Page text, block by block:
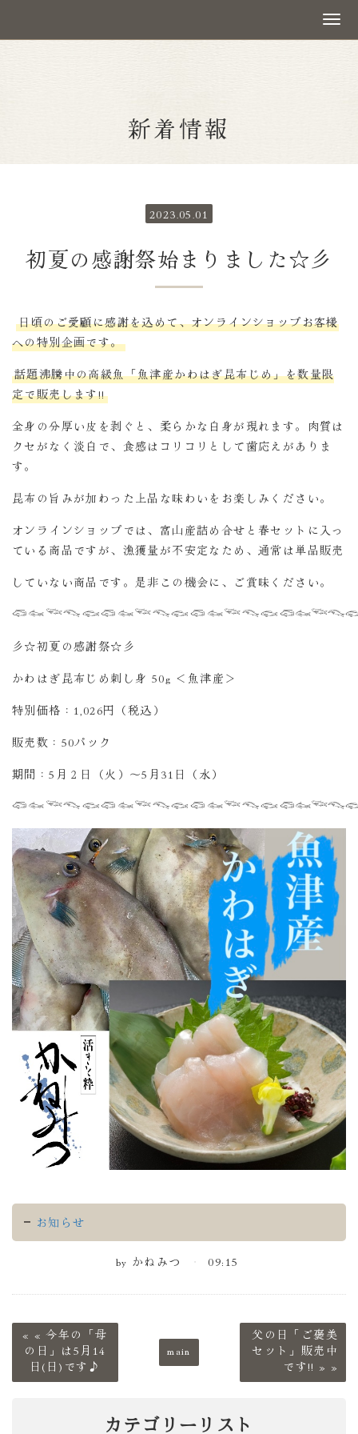
新着情報
2023.05.01
初夏の感謝祭始まりました☆彡
日頃のご愛顧に感謝を込めて、オンラインショップお客様
への特別企画です。
話題沸騰中の高級魚「魚津産かわはぎ昆布じめ」を数量限
定で販売します!!
全身の分厚い皮を剥ぐと、柔らかな白身が現れます。肉質は
クセがなく淡白で、食感はコリコリとして歯応えがありま
す。
昆布の旨みが加わった上品な味わいをお楽しみください。
オンラインショップでは、富山産詰め合せと春セットに入っ
ている商品ですが、漁獲量が不安定なため、通常は単品販売
していない商品です。是非この機会に、ご賞味ください。
𓆛𓆜𓆝𓆞𓆟𓆛𓆜𓆝𓆞𓆟‪ 𓆛𓆜𓆝𓆞𓆟‪
彡☆初夏の感謝祭☆彡
かわはぎ昆布じめ刺し身 50g ＜魚津産＞
特別価格：1,026円（税込）
販売数：50パック
期間：5月２日（火）～5月31日（水）
𓆛𓆜𓆝𓆞𓆟𓆛𓆜𓆝𓆞𓆟‪ 𓆛𓆜𓆝𓆞𓆟‪
お知らせ
by かねみつ 09:15
« 今年の「母
の日」は5月14
日(日)です♪
main
父の日「ご褒美
セット」販売中
です!! »
カテゴリーリスト